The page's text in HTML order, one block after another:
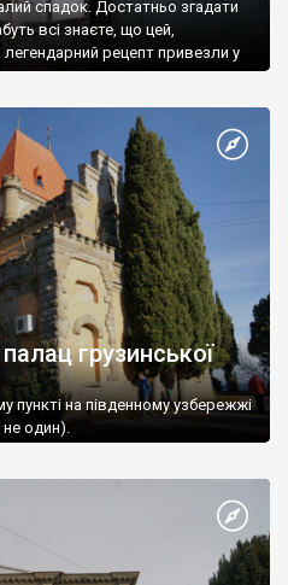
спадок. Достатньо згадати
всі знаєте, що цей,
легендарний рецепт привезли у
грузинської
на південному узбережжі
не один).